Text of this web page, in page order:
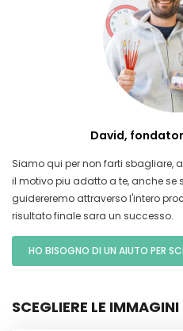
David,
Siamo qui per non farti sbagliare,
il motivo piu adatto a te, anche se
guidereremo attraverso l'intero
risultato finale sara un successo.
HO BISOGNO DI UN AIUTO PER
SCEGLIERE LE IMMAGINI